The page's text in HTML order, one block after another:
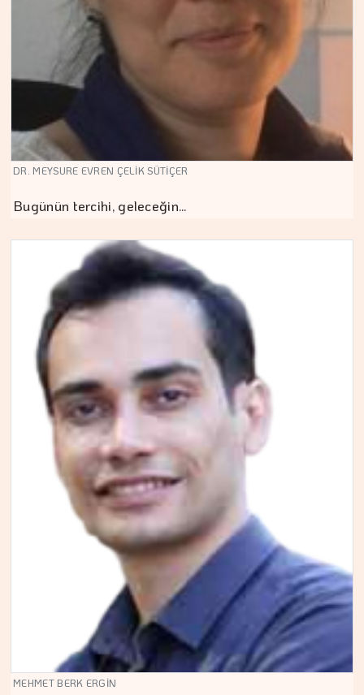
DR. MEYSURE EVREN ÇELİK SÜTİÇER
Bugünün tercihi, geleceğin…
MEHMET BERK ERGİN